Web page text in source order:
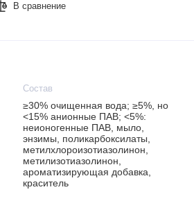
В сравнение
Состав
≥30% очищенная вода; ≥5%, но
<15% анионные ПАВ; <5%:
неионогенные ПАВ, мыло,
энзимы, поликарбоксилаты,
метилхлороизотиазолинон,
метилизотиазолинон,
ароматизирующая добавка,
краситель